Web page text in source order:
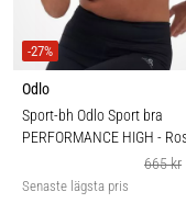
-27%
Odlo
Sport-bh Odlo Sport bra
PERFORMANCE HIGH -
665 kr
Senaste lägsta pris